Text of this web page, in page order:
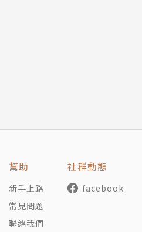
幫助
新手上路
常見問題
聯絡我們
社群動態
facebook